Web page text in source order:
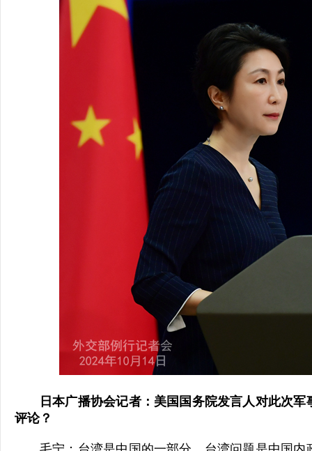
日本广播协会记者：美国国务院发言人对此次
评论？